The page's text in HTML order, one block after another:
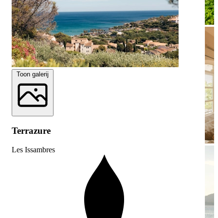
Terrazure
Les Issambres